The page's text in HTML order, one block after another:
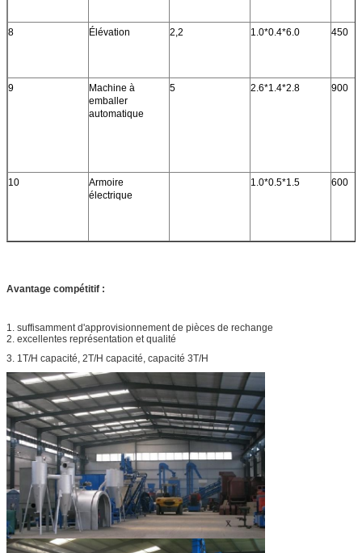
8 Élévation 2,2 1.0*0.4*6.0 450
9
Machine à
emballer
automatique
5 2.6*1.4*2.8 900
10
Armoire
électrique
1.0*0.5*1.5 600
Avantage compétitif :
1. suffisamment d'approvisionnement de pièces de rechange
2. excellentes représentation et qualité
3. 1T/H capacité, 2T/H capacité, capacité 3T/H